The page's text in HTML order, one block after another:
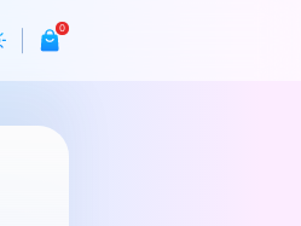
0